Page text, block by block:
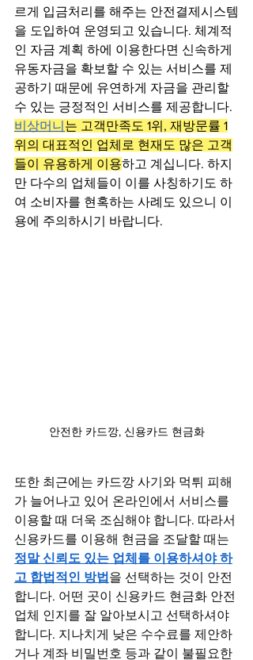
르게 입금처리를 해주는 안전결제시스템
을 도입하여 운영되고 있습니다. 체계적
인 자금 계획 하에 이용한다면 신속하게
유동자금을 확보할 수 있는 서비스를 제
공하기 때문에 유연하게 자금을 관리할
수 있는 긍정적인 서비스를 제공합니다.
비상머니 는 고객만족도 1위, 재방문률 1
위의 대표적인 업체로 현재도 많은 고객
들이 유용하게 이용하고 계십니다. 하지
만 다수의 업체들이 이를 사칭하기도 하
여 소비자를 현혹하는 사례도 있으니 이
용에 주의하시기 바랍니다.
안전한 카드깡, 신용카드 현금화
또한 최근에는 카드깡 사기와 먹튀 피해
가 늘어나고 있어 온라인에서 서비스를
이용할 때 더욱 조심해야 합니다. 따라서
신용카드를 이용해 현금을 조달할 때는
정말 신뢰도 있는 업체를 이용하셔야 하
고 합법적인 방법 을 선택하는 것이 안전
합니다. 어떤 곳이 신용카드 현금화 안전
업체 인지를 잘 알아보시고 선택하셔야
합니다. 지나치게 낮은 수수료를 제안하
거나 계좌 비밀번호 등과 같이 불필요한